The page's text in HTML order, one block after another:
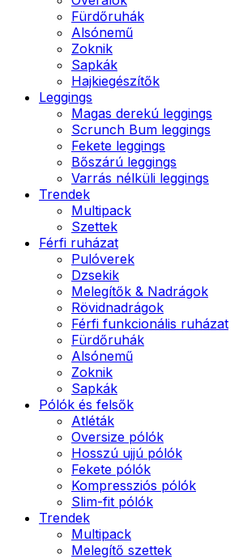
Fürdőruhák
Alsónemű
Zoknik
Sapkák
Hajkiegészítők
Leggings
Magas derekú leggings
Scrunch Bum leggings
Fekete leggings
Bőszárú leggings
Varrás nélküli leggings
Trendek
Multipack
Szettek
Férfi ruházat
Pulóverek
Dzsekik
Melegítők & Nadrágok
Rövidnadrágok
Férfi funkcionális ruházat
Fürdőruhák
Alsónemű
Zoknik
Sapkák
Pólók és felsők
Atléták
Oversize pólók
Hosszú ujjú pólók
Fekete pólók
Kompressziós pólók
Slim-fit pólók
Trendek
Multipack
Melegítő szettek